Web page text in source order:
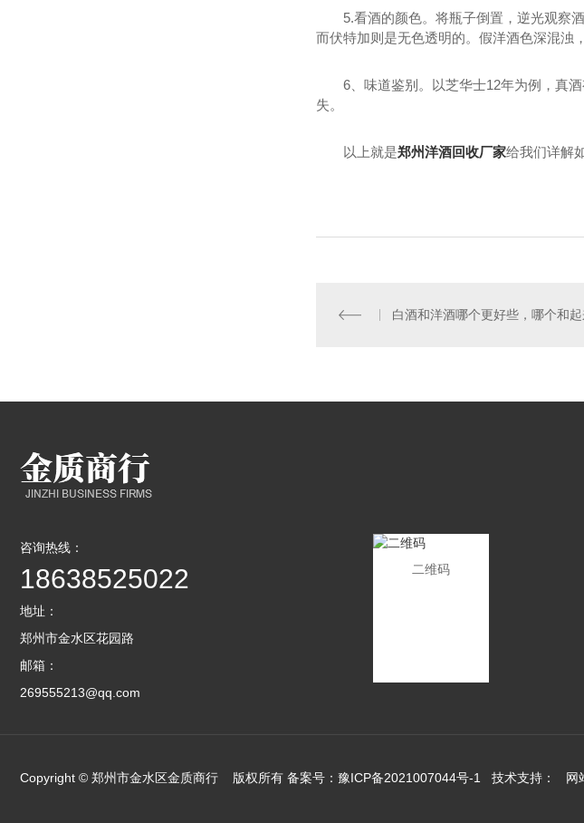
5.看酒的颜色。将瓶子倒置，逆光观察
而伏特加则是无色透明的。假洋酒色深混浊
6、味道鉴别。以芝华士12年为例，真
失。
以上就是郑州洋酒回收厂家给我们详解
咨询热线：
18638525022
地址：
郑州市金水区花园路
邮箱：
269555213@qq.com
二维码
Copyright © 郑州市金水区金质商行 版权所有 备案号： 豫ICP备2021007044号-1 技术支持： 网